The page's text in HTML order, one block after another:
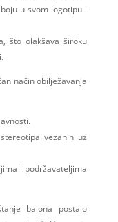
u svom logotipu i
što olakšava široku
način obilježavanja
vezanih uz
i podržavateljima
balona postalo